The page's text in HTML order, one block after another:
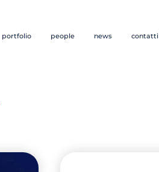
portfolio people news contatti